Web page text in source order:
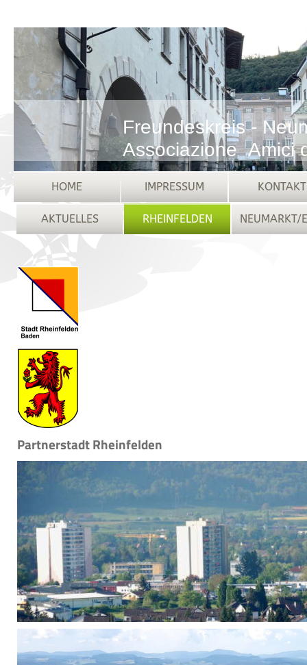
Freundeskreis -
Associazione Amici
HOME IMPRESSUM KONTAKT
AKTUELLES RHEINFELDEN NEUMARKT/
Partnerstadt Rheinfelden